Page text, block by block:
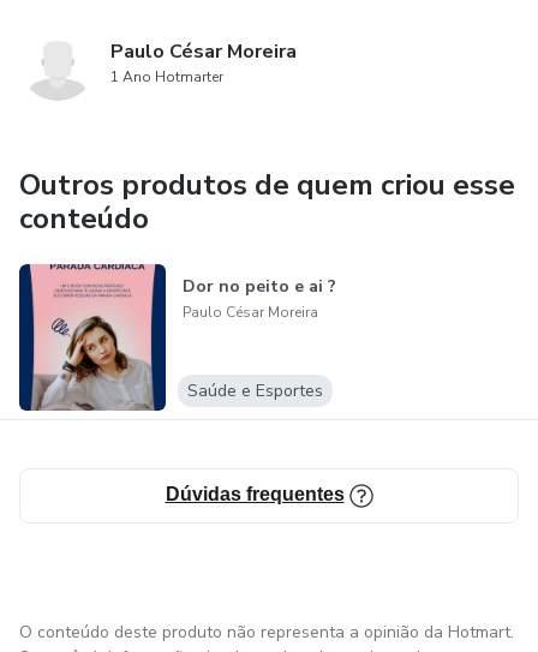
Paulo César Moreira
1 Ano Hotmarter
Outros produtos de quem criou esse
conteúdo
Dor no peito e ai ?
Paulo César Moreira
Saúde e Esportes
Dúvidas frequentes
O conteúdo deste produto não representa a opinião da Hotmart.